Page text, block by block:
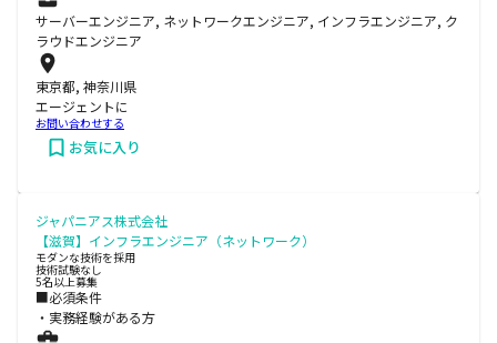
サーバーエンジニア, ネットワークエンジニア, インフラエンジニア, ク
ラウドエンジニア
東京都, 神奈川県
エージェントに
お問い合わせする
お気に入り
ジャパニアス株式会社
【滋賀】インフラエンジニア（ネットワーク）
モダンな技術を採用
技術試験なし
5名以上募集
■必須条件
・実務経験がある方